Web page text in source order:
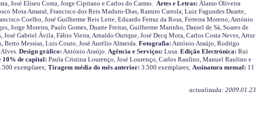
José Eliseu Costa, Jorge Cipriano e Carlos do Carmo. Artes e Letras: Álamo Oliveira
Mota Amaral, Francisco dos Reis Maduro-Dias, Ramiro Carrola, Luiz Fagundes Duarte,
Coelho, José Guilherme Reis Leite, Eduardo Ferraz da Rosa, Ferreira Moreno, António
Jorge Moreira, Paulo Gomes, Duarte Freitas, Guilherme Marinho, Daniel de Sá, Soares de
José Gabriel Ávila, Fábio Vieira, Arnaldo Ourique, José Decq Mota, Carlos Costa Neves, Artur
Berto Messias, Luis Couto, José Aurélio Almeida. Fotografia: António Araújo, Rodrigo
Alves.Design gráfico: António Araújo. Agência e Serviços: Lusa. Edição Electrónica: Rui
10% de capital: Paula Cristina Lourenço, José Lourenço, Carlos Raulino, Manuel Raulino e
exemplares; Tiragem média do mês anterior: 3.500 exemplares; Assinatura mensal: 11
actualizada: 2009.01.23